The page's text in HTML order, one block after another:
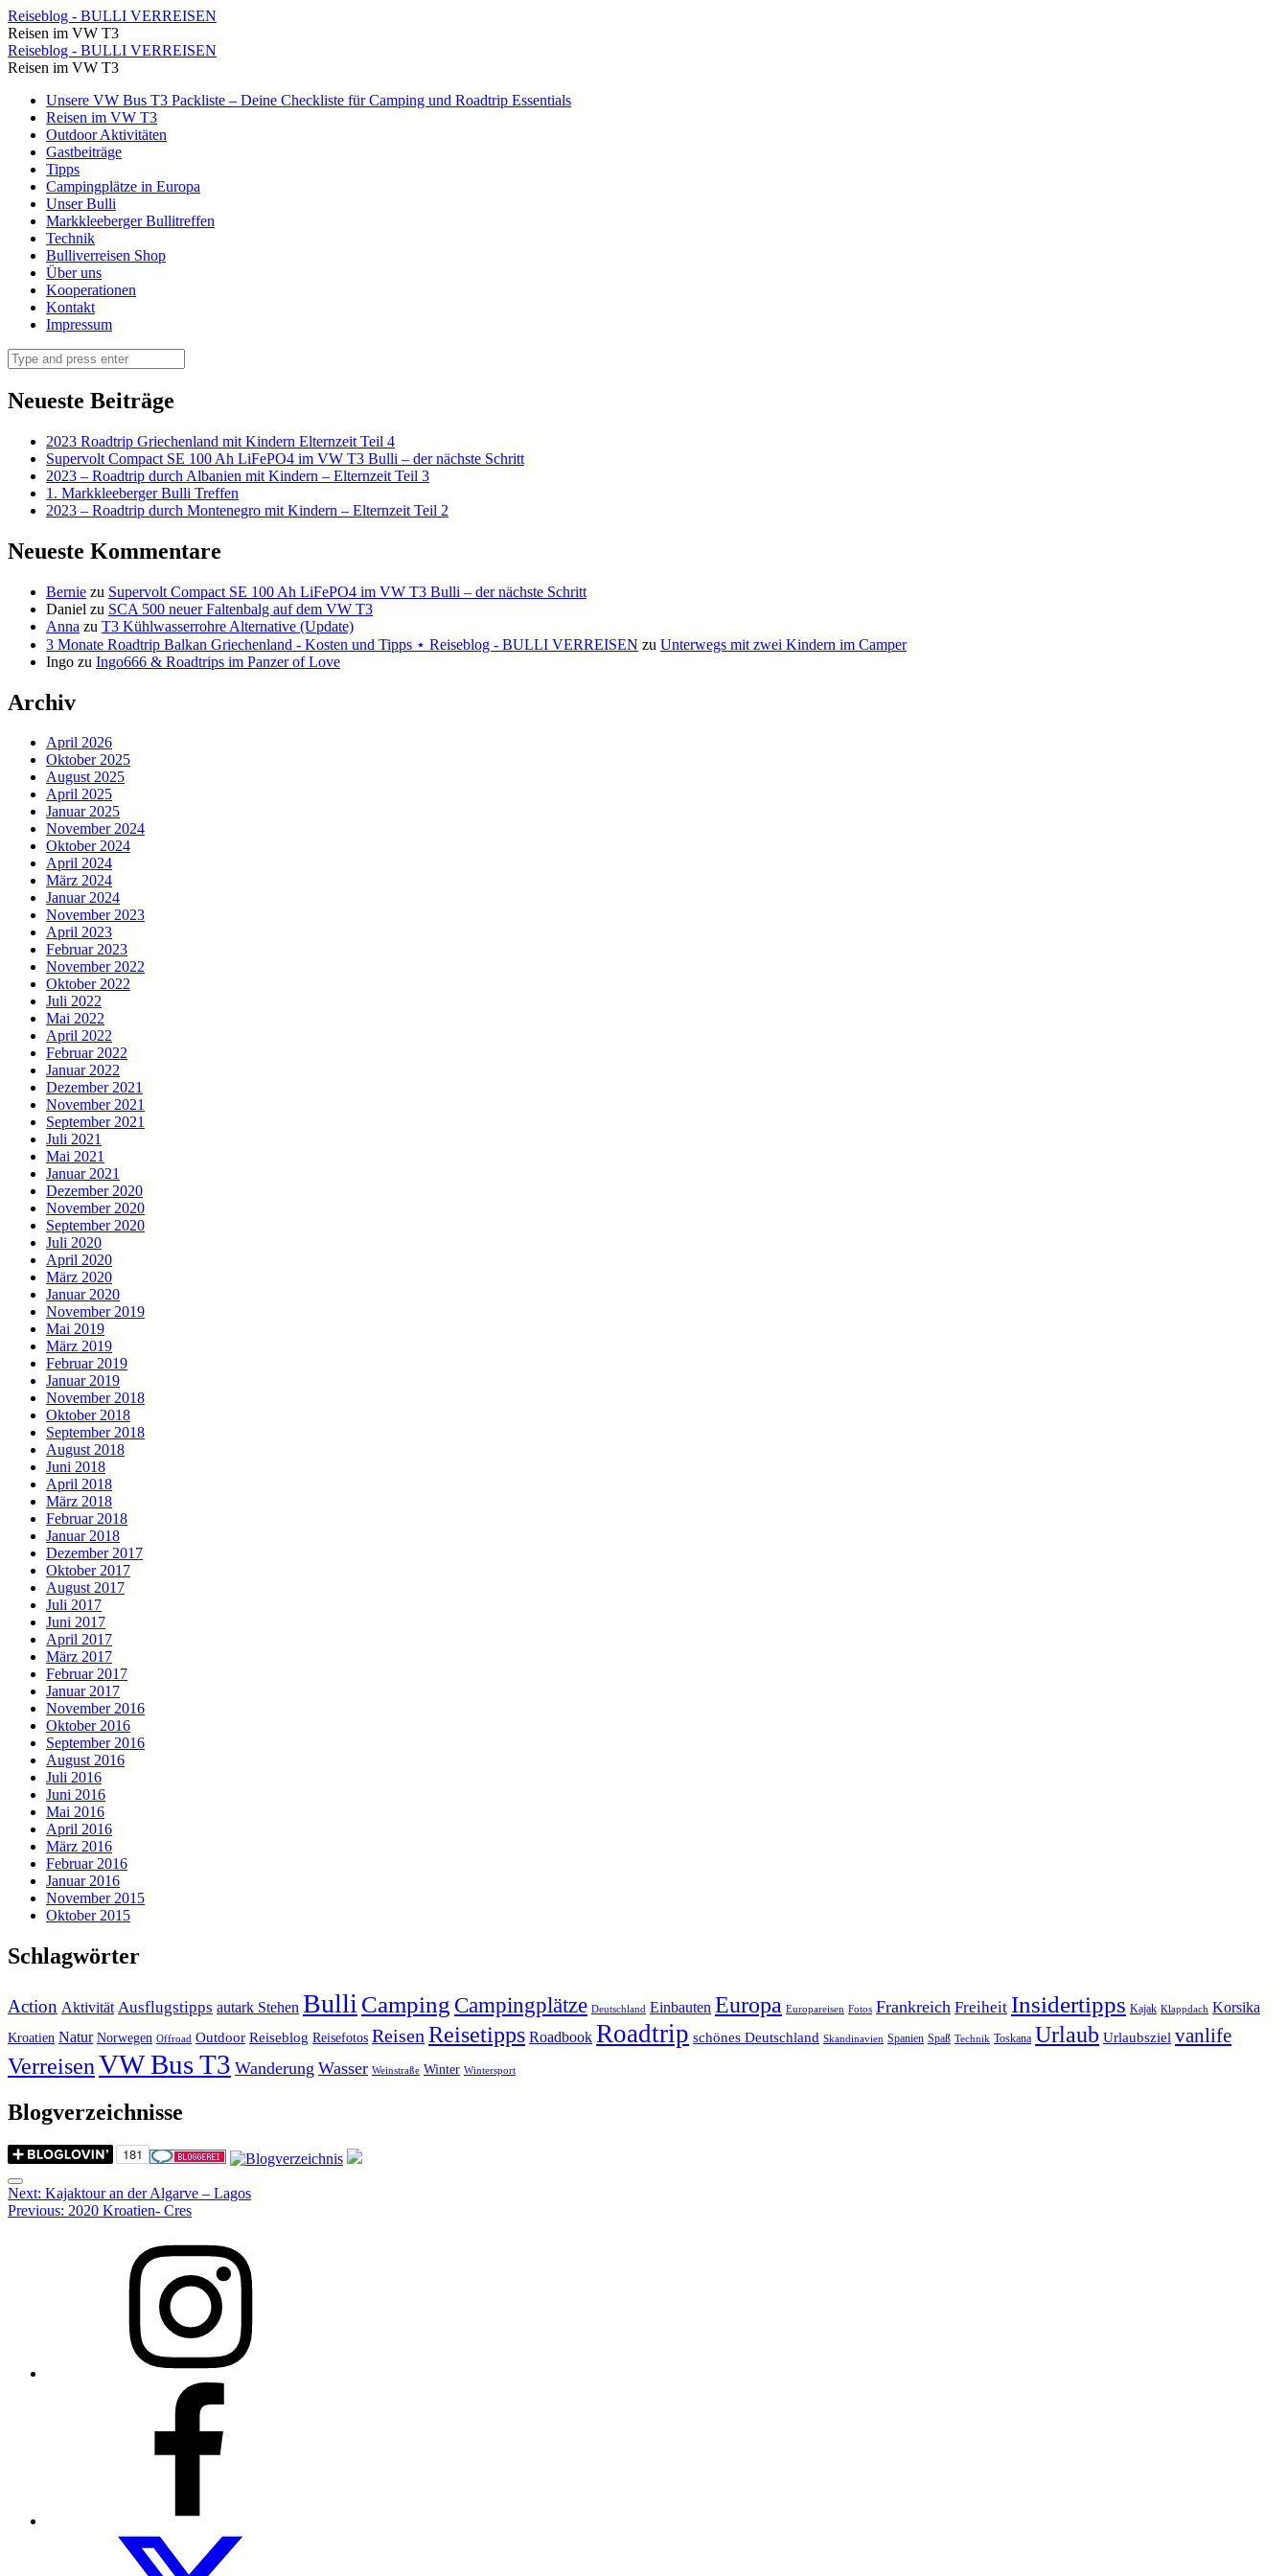
Mit
Baby
und
Kleinkind
im
VW
Bus
Reiseblog
BULLI
VERREISEN
Reiseblog - BULLI VERREISEN
Reisen im VW T3
Mit
Baby
und
Kleinkind
im
VW
Bus
Reiseblog
BULLI
VERREISEN
Reiseblog - BULLI VERREISEN
Reisen im VW T3
Skip
content
Unsere VW Bus T3 Packliste – Deine Checkliste für Camping und Roadtrip Essentials
Reisen im VW T3
Outdoor Aktivitäten
Gastbeiträge
Tipps
Campingplätze in Europa
Unser Bulli
Markkleeberger Bullitreffen
Technik
Bulliverreisen Shop
Über uns
Kooperationen
Kontakt
Impressum
Search
Neueste Beiträge
2023 Roadtrip Griechenland mit Kindern Elternzeit Teil 4
Supervolt Compact SE 100 Ah LiFePO4 im VW T3 Bulli – der nächste Schritt
2023 – Roadtrip durch Albanien mit Kindern – Elternzeit Teil 3
1. Markkleeberger Bulli Treffen
2023 – Roadtrip durch Montenegro mit Kindern – Elternzeit Teil 2
Neueste Kommentare
Bernie zu Supervolt Compact SE 100 Ah LiFePO4 im VW T3 Bulli – der nächste Schritt
Daniel zu SCA 500 neuer Faltenbalg auf dem VW T3
Anna zu T3 Kühlwasserrohre Alternative (Update)
3 Monate Roadtrip Balkan Griechenland - Kosten und Tipps ⋆ Reiseblog - BULLI VERREISEN zu Unterwegs mit zwei Kindern im Camper
Ingo zu Ingo666 & Roadtrips im Panzer of Love
Archiv
April 2026
Oktober 2025
August 2025
April 2025
Januar 2025
November 2024
Oktober 2024
April 2024
März 2024
Januar 2024
November 2023
April 2023
Februar 2023
November 2022
Oktober 2022
Juli 2022
Mai 2022
April 2022
Februar 2022
Januar 2022
Dezember 2021
November 2021
September 2021
Juli 2021
Mai 2021
Januar 2021
Dezember 2020
November 2020
September 2020
Juli 2020
April 2020
März 2020
Januar 2020
November 2019
Mai 2019
März 2019
Februar 2019
Januar 2019
November 2018
Oktober 2018
September 2018
August 2018
Juni 2018
April 2018
März 2018
Februar 2018
Januar 2018
Dezember 2017
Oktober 2017
August 2017
Juli 2017
Juni 2017
April 2017
März 2017
Februar 2017
Januar 2017
November 2016
Oktober 2016
September 2016
August 2016
Juli 2016
Juni 2016
Mai 2016
April 2016
März 2016
Februar 2016
Januar 2016
November 2015
Oktober 2015
Schlagwörter
Action Aktivität Ausflugstipps autark Stehen BulliCamping Campingplätze Deutschland Einbauten Europa Europareisen Fotos Frankreich Freiheit Insidertipps Kajak Klappdach Korsika
Kroatien Natur Norwegen Offroad Outdoor Reiseblog Reisefotos ReisenReisetipps Roadbook Roadtrip schönes Deutschland Skandinavien Spanien Spaß Technik Toskana Urlaub Urlaubsziel vanlife
VerreisenVW Bus T3 Wanderung Wasser Weinstraße Winter Wintersport
Blogverzeichnisse
Menu
Post
navigation
Next: Kajaktour an der Algarve – Lagos
Previous: 2020 Kroatien- Cres